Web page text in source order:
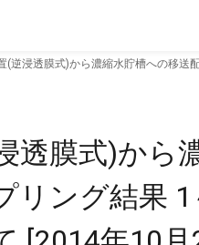
(逆浸透膜式)から濃縮水貯槽への移送
透膜式)から
リング結果